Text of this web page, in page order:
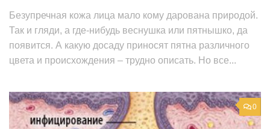
Безупречная кожа лица мало кому дарована природой.
Так и гляди, а где-нибудь веснушка или пятнышко, да
появится. А какую досаду приносят пятна различного
цвета и происхождения – трудно описать. Но все...
0